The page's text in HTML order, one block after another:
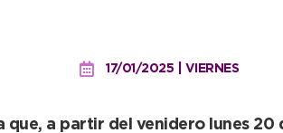
17/01/2025 | VIERNES
a partir del venidero lunes